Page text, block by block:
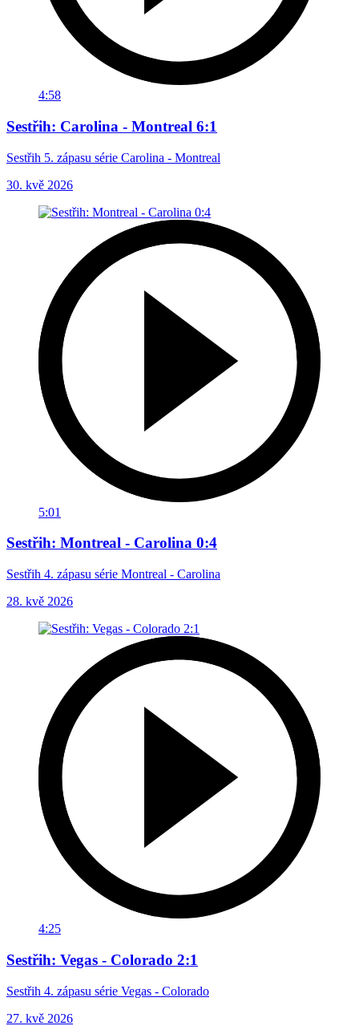
4:58
Sestřih: Carolina - Montreal 6:1
Sestřih 5. zápasu série Carolina - Montreal
30. kvě 2026
5:01
Sestřih: Montreal - Carolina 0:4
Sestřih 4. zápasu série Montreal - Carolina
28. kvě 2026
4:25
Sestřih: Vegas - Colorado 2:1
Sestřih 4. zápasu série Vegas - Colorado
27. kvě 2026